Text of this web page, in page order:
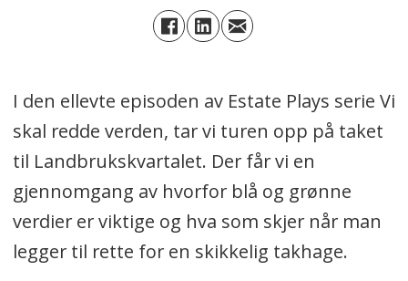
I den ellevte episoden av Estate Plays serie Vi
skal redde verden, tar vi turen opp på taket
til Landbrukskvartalet. Der får vi en
gjennomgang av hvorfor blå og grønne
verdier er viktige og hva som skjer når man
legger til rette for en skikkelig takhage.